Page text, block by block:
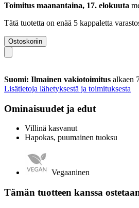
Toimitus maanantaina, 17. elokuuta
Tätä tuotetta on enää 5 kappaletta
Ostoskoriin
Suomi: Ilmainen vakiotoimitus alkaen
Lisätietoja lähetyksestä ja toimituksesta
Ominaisuudet ja edut
Villinä kasvanut
Hapokas, puumainen tuoksu
Vegaaninen
Tämän tuotteen kanssa